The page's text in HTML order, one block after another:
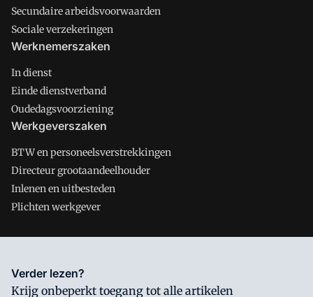
Secundaire arbeidsvoorwaarden
Sociale verzekeringen
Werknemerszaken
In dienst
Einde dienstverband
Oudedagsvoorziening
Werkgeverszaken
BTW en personeelsverstrekkingen
Directeur grootaandeelhouder
Inlenen en uitbesteden
Plichten werkgever
Salarisnet is onderdeel van VMN media. Lees in
waar VMN media voor staat. Op gebruik van deze site zijn de
Verder lezen?
Krijg onbeperkt toegang tot alle artikelen